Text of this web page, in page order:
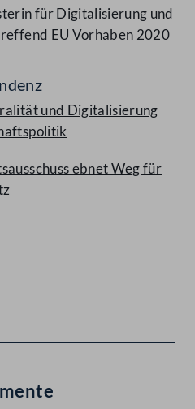
für Digitalisierung und
EU Vorhaben 2020
und Digitalisierung
ebnet Weg für